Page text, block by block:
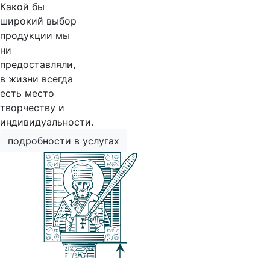
Какой бы
широкий выбор
продукции мы
ни
предоставляли,
в жизни всегда
есть место
творчеству и
индивидуальности.
подробности в услугах